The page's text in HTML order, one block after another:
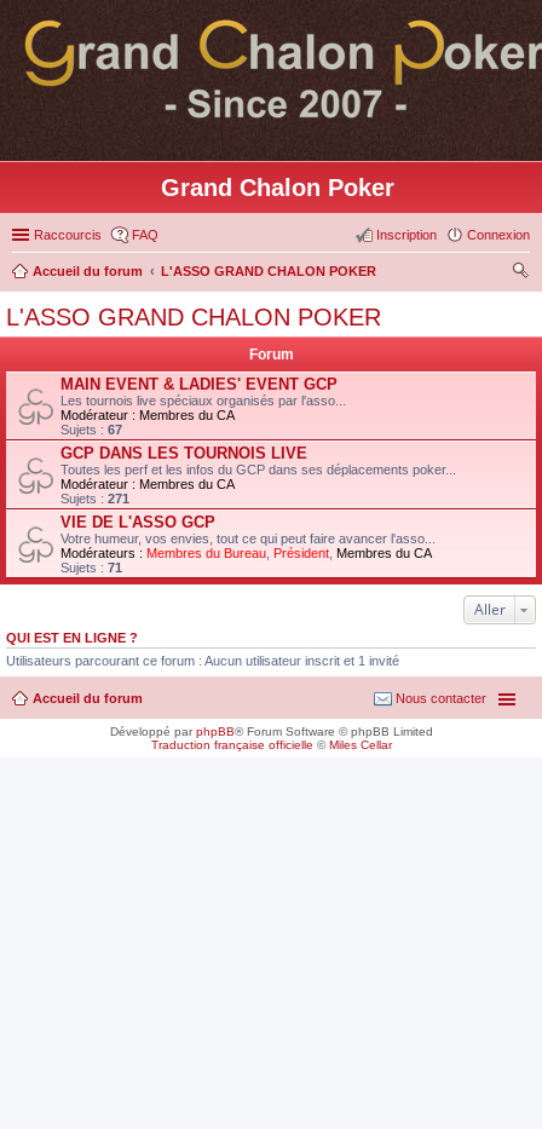
Grand Chalon Poker
Raccourcis FAQ Connexion
Inscription
Accueil du forum
L'ASSO GRAND CHALON POKER
L'ASSO GRAND CHALON POKER
Forum
MAIN EVENT & LADIES' EVENT GCP
Les tournois live spéciaux organisés par l'asso...
Modérateur : Membres du CA
Sujets : 67
GCP DANS LES TOURNOIS LIVE
Toutes les perf et les infos du GCP dans ses déplacements poker...
Modérateur : Membres du CA
Sujets : 271
VIE DE L'ASSO GCP
Votre humeur, vos envies, tout ce qui peut faire avancer l'asso...
Modérateurs : Membres du Bureau Président Membres du CA
Sujets : 71
Aller
QUI EST EN LIGNE ?
Utilisateurs parcourant ce forum : Aucun utilisateur inscrit et 1 invité
Accueil du forum Nous contacter
Développé parphpBB® Forum Software © phpBB Limited
Traduction française officielle ©Miles Cellar